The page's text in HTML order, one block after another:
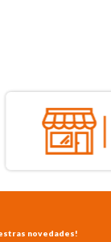
novedades!